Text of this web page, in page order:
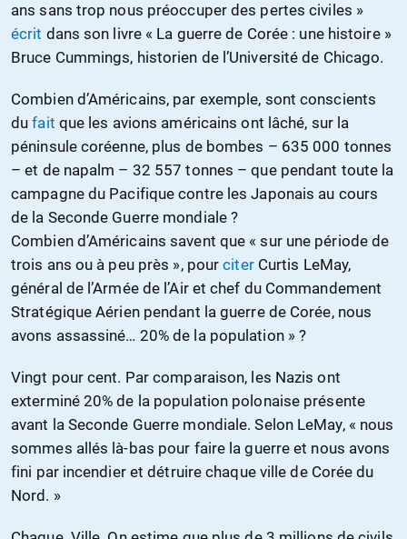
ans sans trop nous préoccuper des pertes civiles »
écrit dans son livre « La guerre de Corée : une histoire »
Bruce Cummings, historien de l’Université de Chicago.
Combien d’Américains, par exemple, sont conscients
dufait que les avions américains ont lâché, sur la
péninsule coréenne, plus de bombes – 635 000 tonnes
– et de napalm – 32 557 tonnes – que pendant toute la
campagne du Pacifique contre les Japonais au cours
de la Seconde Guerre mondiale ?
Combien d’Américains savent que « sur une période de
trois ans ou à peu près », pourciterCurtis LeMay,
général de l’Armée de l’Air et chef du Commandement
Stratégique Aérien pendant la guerre de Corée, nous
avons assassiné… 20% de la population » ?
Vingt pour cent. Par comparaison, les Nazis ont
exterminé 20% de la population polonaise présente
avant la Seconde Guerre mondiale. Selon LeMay, « nous
sommes allés là-bas pour faire la guerre et nous avons
fini par incendier et détruire chaque ville de Corée du
Nord. »